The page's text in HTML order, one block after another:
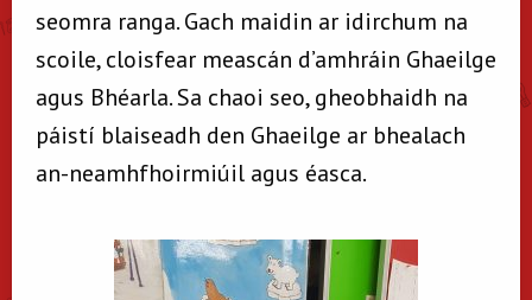
seomra ranga. Gach maidin ar idirchum na
scoile, cloisfear meascán d’amhráin Ghaeilge
agus Bhéarla. Sa chaoi seo, gheobhaidh na
páistí blaiseadh den Ghaeilge ar bhealach
an-neamhfhoirmiúil agus éasca.